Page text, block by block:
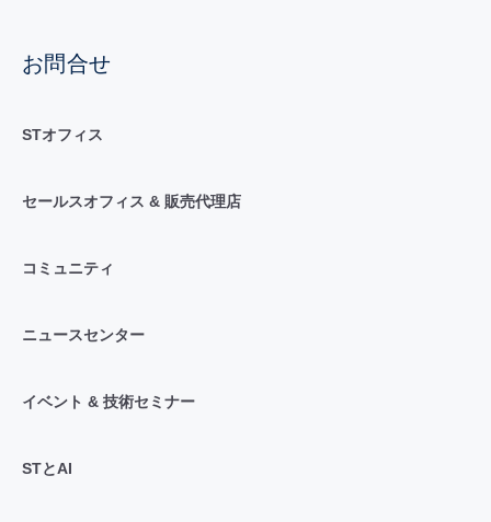
お問合せ
STオフィス
セールスオフィス & 販売代理店
コミュニティ
ニュースセンター
イベント & 技術セミナー
STとAI